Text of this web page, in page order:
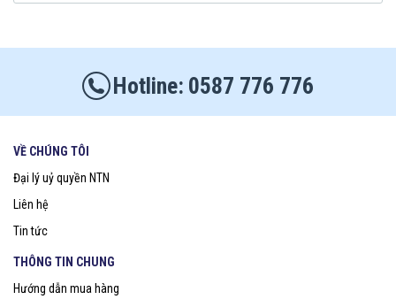
0587 776 776
VỀ CHÚNG TÔI
Đại lý uỷ quyền NTN
Liên hệ
Tin tức
THÔNG TIN CHUNG
Hướng dẫn mua hàng